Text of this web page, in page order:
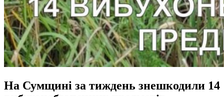
На Сумщині за тиждень знешкодили 14